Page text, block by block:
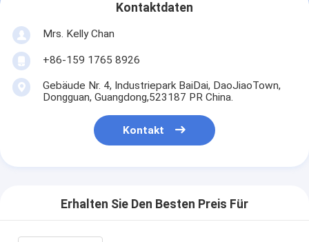
Kontaktdaten
Mrs. Kelly Chan
+86-159 1765 8926
Gebäude Nr. 4, Industriepark BaiDai, DaoJiaoTown,
Dongguan, Guangdong,523187 PR China.
Kontakt
Erhalten Sie Den Besten Preis Für